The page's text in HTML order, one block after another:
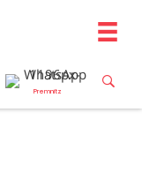
Premnitz